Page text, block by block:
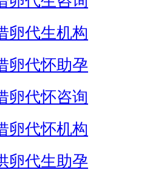
卵代生机构
卵代怀助孕
卵代怀咨询
卵代怀机构
卵代生助孕